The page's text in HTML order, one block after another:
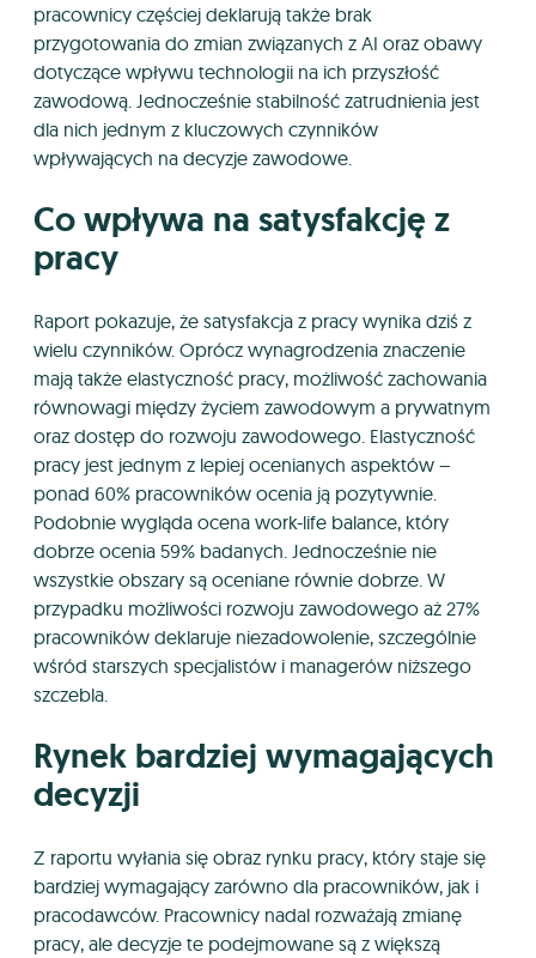
pracownicy częściej deklarują także brak
przygotowania do zmian związanych z AI oraz obawy
dotyczące wpływu technologii na ich przyszłość
zawodową. Jednocześnie stabilność zatrudnienia jest
dla nich jednym z kluczowych czynników
wpływających na decyzje zawodowe.
Co wpływa na satysfakcję z
pracy
Raport pokazuje, że satysfakcja z pracy wynika dziś z
wielu czynników. Oprócz wynagrodzenia znaczenie
mają także elastyczność pracy, możliwość zachowania
równowagi między życiem zawodowym a prywatnym
oraz dostęp do rozwoju zawodowego. Elastyczność
pracy jest jednym z lepiej ocenianych aspektów –
ponad 60% pracowników ocenia ją pozytywnie.
Podobnie wygląda ocena work-life balance, który
dobrze ocenia 59% badanych. Jednocześnie nie
wszystkie obszary są oceniane równie dobrze. W
przypadku możliwości rozwoju zawodowego aż 27%
pracowników deklaruje niezadowolenie, szczególnie
wśród starszych specjalistów i managerów niższego
szczebla.
Rynek bardziej wymagających
decyzji
Z raportu wyłania się obraz rynku pracy, który staje się
bardziej wymagający zarówno dla pracowników, jak i
pracodawców. Pracownicy nadal rozważają zmianę
pracy, ale decyzje te podejmowane są z większą